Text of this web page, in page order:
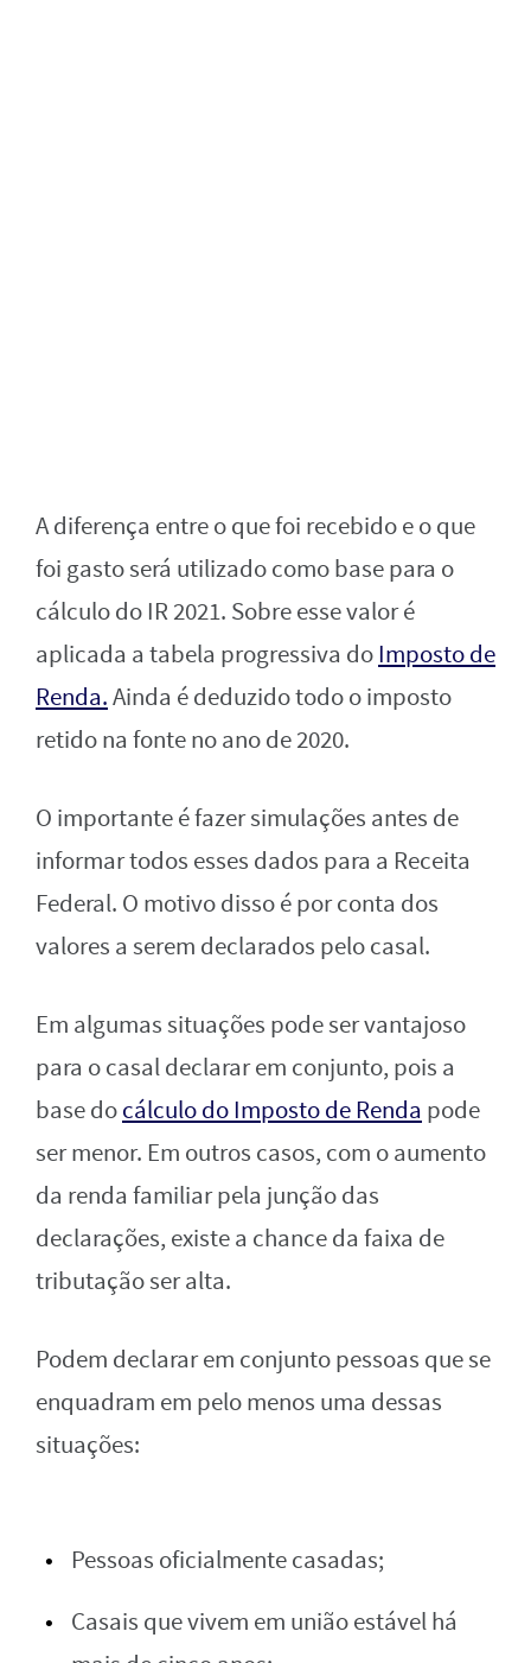
A diferença entre o que foi recebido e o que
foi gasto será utilizado como base para o
cálculo do IR 2021. Sobre esse valor é
aplicada a tabela progressiva doImposto de
Renda.Ainda é deduzido todo o imposto
retido na fonte no ano de 2020.
O importante é fazer simulações antes de
informar todos esses dados para a Receita
Federal. O motivo disso é por conta dos
valores a serem declarados pelo casal.
Em algumas situações pode ser vantajoso
para o casal declarar em conjunto, pois a
base docálculo do Imposto de Renda pode
ser menor. Em outros casos, com o aumento
da renda familiar pela junção das
declarações, existe a chance da faixa de
tributação ser alta.
Podem declarar em conjunto pessoas que se
enquadram em pelo menos uma dessas
situações:
Pessoas oficialmente casadas;
Casais que vivem em união estável há